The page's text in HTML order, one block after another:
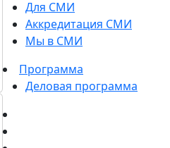
Для СМИ
Аккредитация СМИ
Мы в СМИ
Программа
Деловая программа